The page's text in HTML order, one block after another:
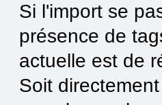
Si l'import se
présence de
actuelle est de
Soit